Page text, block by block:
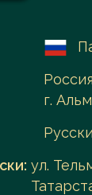
Россия
г.
ул.